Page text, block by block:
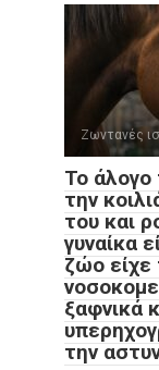
Ζωντανές
Το άλογο
την
του και
γυναίκα
ζώο είχε
ξαφνικά
την